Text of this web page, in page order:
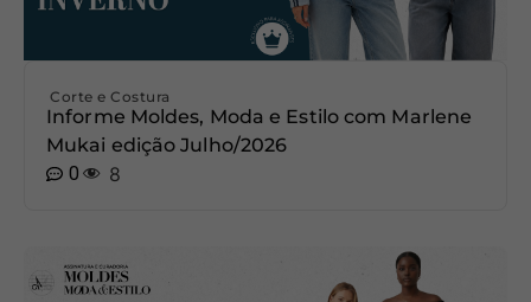
Corte e Costura
Informe Moldes, Moda e Estilo com Marlene
Mukai edição Julho/2026
0
8